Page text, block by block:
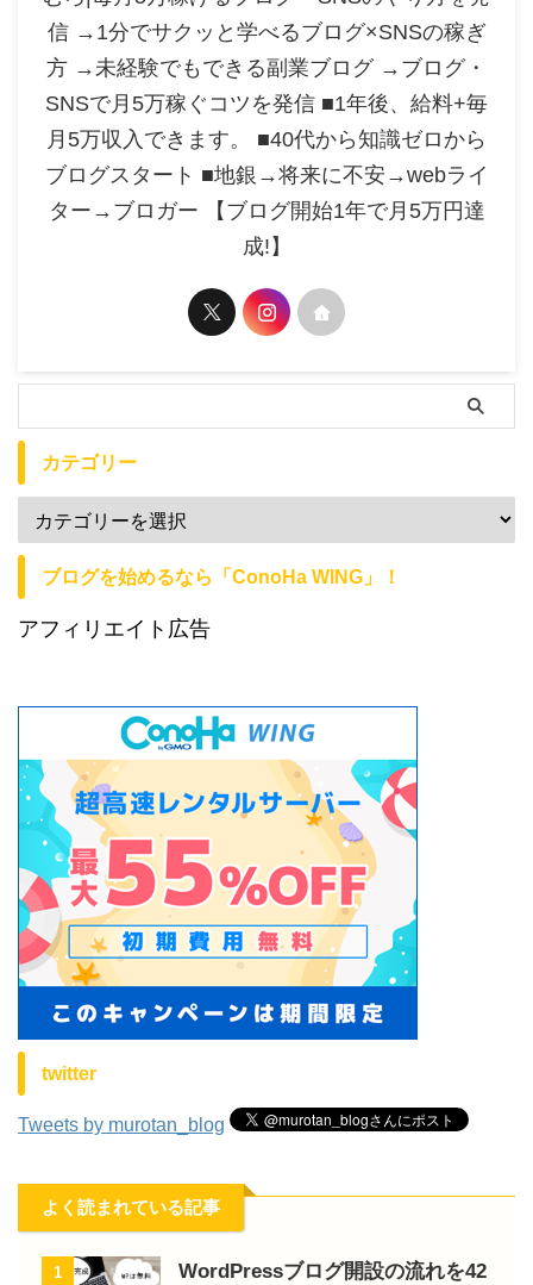
信 →1分でサクッと学べるブログ×SNSの稼ぎ
方 →未経験でもできる副業ブログ →ブログ・
SNSで月5万稼ぐコツを発信 ■1年後、給料+毎
月5万収入できます。 ■40代から知識ゼロから
ブログスタート ■地銀→将来に不安→webライ
ター→ブロガー 【ブログ開始1年で月5万円達
成!】
カテゴリー
ブログを始めるなら「ConoHa WING」！
アフィリエイト広告
twitter
Tweets by murotan_blog
よく読まれている記事
1
WordPressブログ開設の流れを42